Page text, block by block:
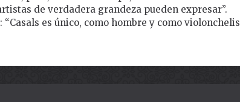
de verdadera grandeza pueden expresar”.
: “Casals es único, como hombre y como